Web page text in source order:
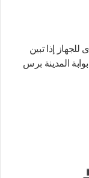
إذا تبين
المدينة برس